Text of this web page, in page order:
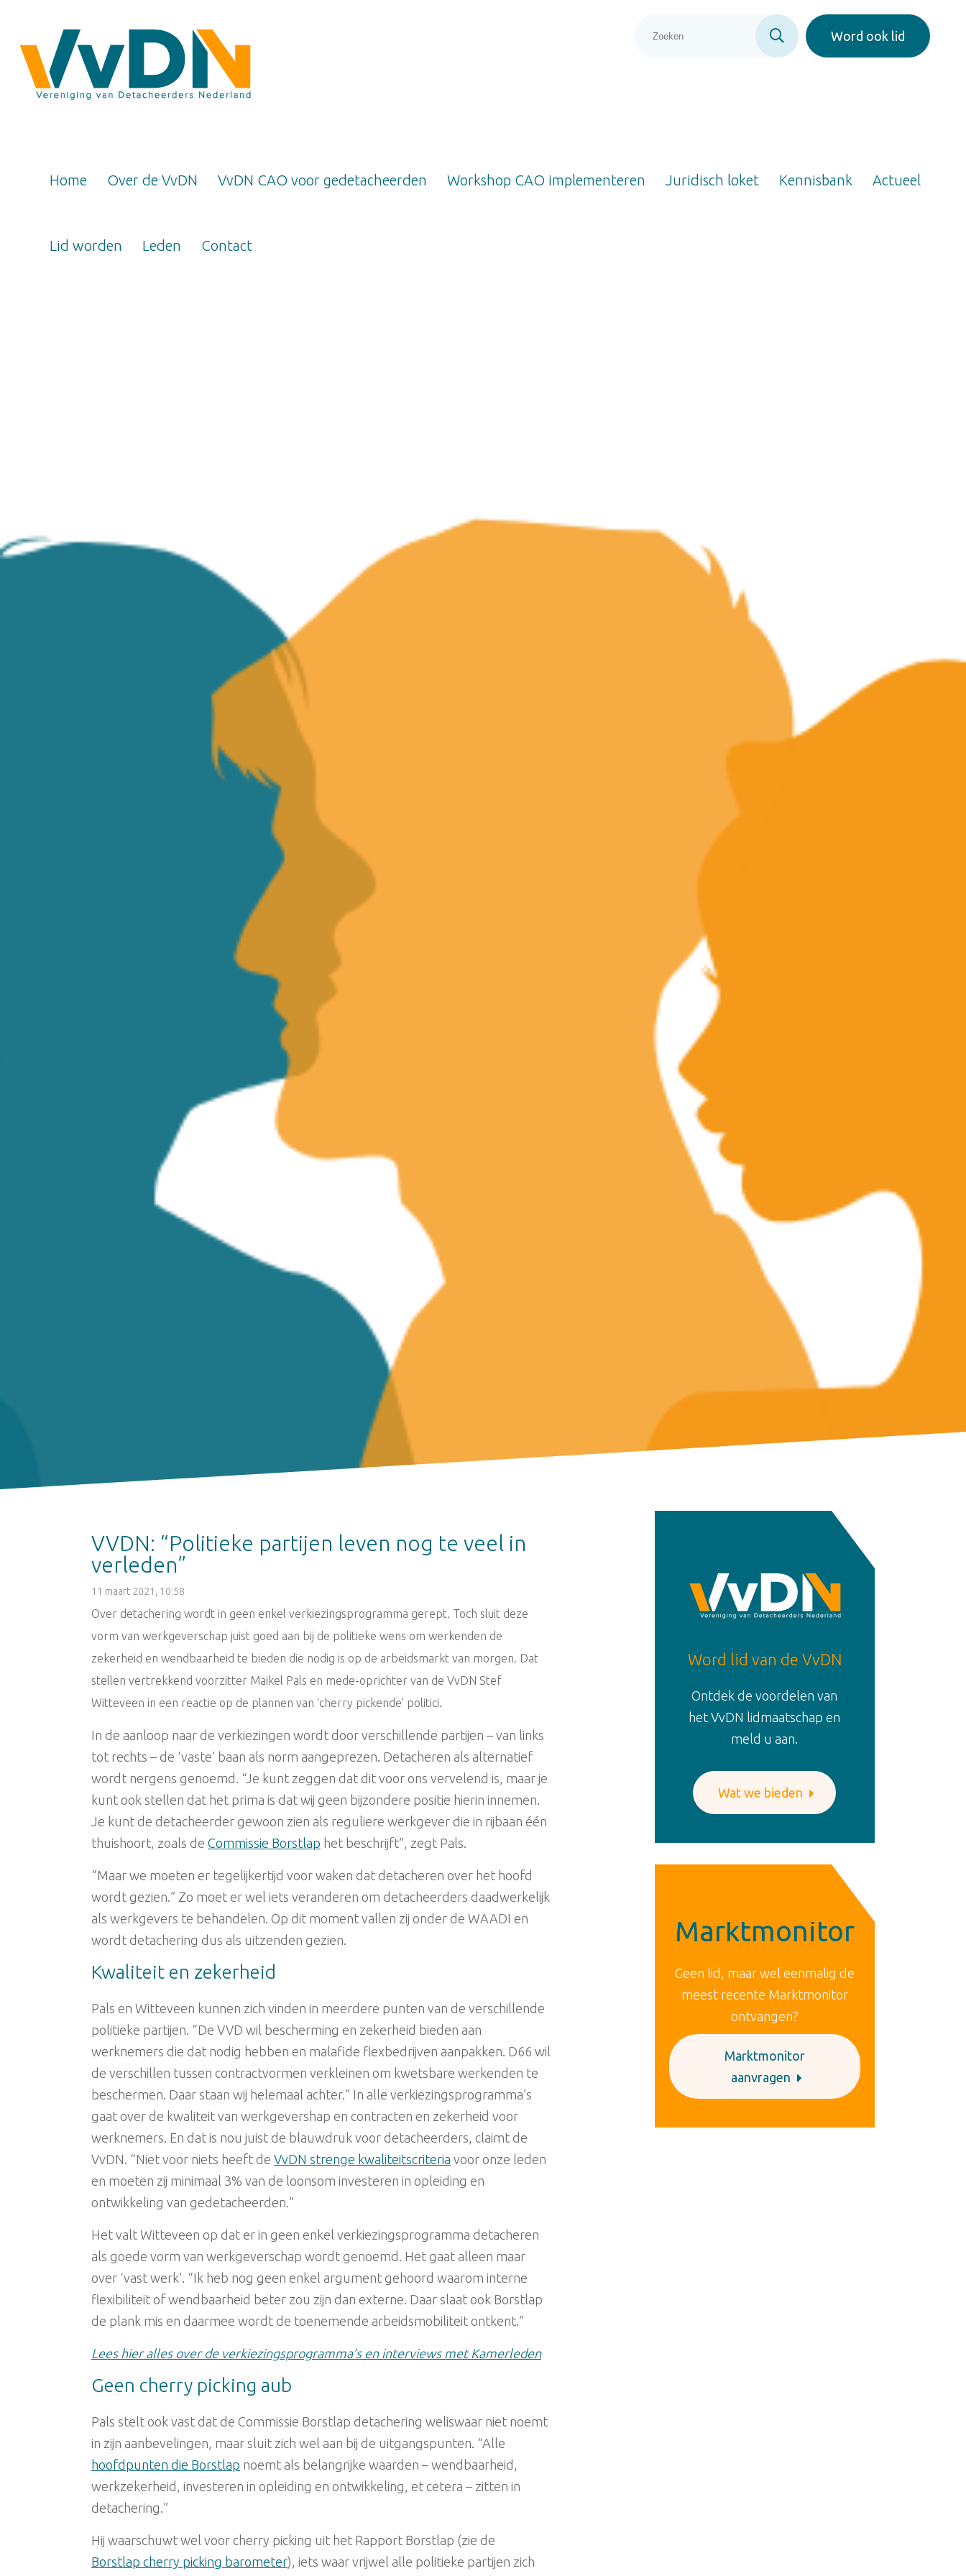
Word ook lid
Home Over de VvDN VvDN CAO voor gedetacheerden Workshop CAO implementeren Juridisch loket Kennisbank Actueel
Lid worden Leden Contact
VVDN: “Politieke partijen leven nog te veel in
verleden”
11 maart 2021, 10:58
Over detachering wordt in geen enkel verkiezingsprogramma gerept. Toch sluit deze
vorm van werkgeverschap juist goed aan bij de politieke wens om werkenden de
zekerheid en wendbaarheid te bieden die nodig is op de arbeidsmarkt van morgen. Dat
stellen vertrekkend voorzitter Maikel Pals en mede-oprichter van de VvDN Stef
Witteveen in een reactie op de plannen van ‘cherry pickende’ politici.
In de aanloop naar de verkiezingen wordt door verschillende partijen – van links
tot rechts – de ‘vaste’ baan als norm aangeprezen. Detacheren als alternatief
wordt nergens genoemd. “Je kunt zeggen dat dit voor ons vervelend is, maar je
kunt ook stellen dat het prima is dat wij geen bijzondere positie hierin innemen.
Je kunt de detacheerder gewoon zien als reguliere werkgever die in rijbaan één
thuishoort, zoals de Commissie Borstlap het beschrijft”, zegt Pals.
“Maar we moeten er tegelijkertijd voor waken dat detacheren over het hoofd
wordt gezien.” Zo moet er wel iets veranderen om detacheerders daadwerkelijk
als werkgevers te behandelen. Op dit moment vallen zij onder de WAADI en
wordt detachering dus als uitzenden gezien.
Kwaliteit en zekerheid
Pals en Witteveen kunnen zich vinden in meerdere punten van de verschillende
politieke partijen. “De VVD wil bescherming en zekerheid bieden aan
werknemers die dat nodig hebben en malafide flexbedrijven aanpakken. D66 wil
de verschillen tussen contractvormen verkleinen om kwetsbare werkenden te
beschermen. Daar staan wij helemaal achter.” In alle verkiezingsprogramma’s
gaat over de kwaliteit van werkgevershap en contracten en zekerheid voor
werknemers. En dat is nou juist de blauwdruk voor detacheerders, claimt de
VvDN. “Niet voor niets heeft de VvDN strenge kwaliteitscriteria voor onze leden
en moeten zij minimaal 3% van de loonsom investeren in opleiding en
ontwikkeling van gedetacheerden.”
Het valt Witteveen op dat er in geen enkel verkiezingsprogramma detacheren
als goede vorm van werkgeverschap wordt genoemd. Het gaat alleen maar
over ‘vast werk’. “Ik heb nog geen enkel argument gehoord waarom interne
flexibiliteit of wendbaarheid beter zou zijn dan externe. Daar slaat ook Borstlap
de plank mis en daarmee wordt de toenemende arbeidsmobiliteit ontkent.”
Lees hier alles over de verkiezingsprogramma’s en interviews met Kamerleden
Geen cherry picking aub
Pals stelt ook vast dat de Commissie Borstlap detachering weliswaar niet noemt
in zijn aanbevelingen, maar sluit zich wel aan bij de uitgangspunten. “Alle
hoofdpunten die Borstlap noemt als belangrijke waarden – wendbaarheid,
werkzekerheid, investeren in opleiding en ontwikkeling, et cetera – zitten in
detachering.”
Hij waarschuwt wel voor cherry picking uit het Rapport Borstlap (zie de
Borstlap cherry picking barometer), iets waar vrijwel alle politieke partijen zich
Word lid van de VvDN
Ontdek de voordelen van
het VvDN lidmaatschap en
meld u aan.
Wat we bieden
Marktmonitor
Geen lid, maar wel eenmalig de
meest recente Marktmonitor
ontvangen?
Marktmonitor
aanvragen